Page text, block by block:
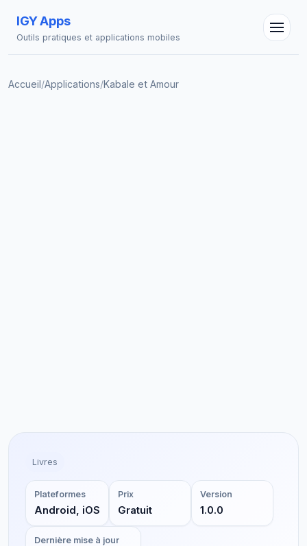
IGY Apps
Outils pratiques et applications mobiles
Accueil/Applications/Kabale et Amour
Livres
Plateformes
Android, iOS
Prix
Gratuit
Version
1.0.0
Dernière mise à jour